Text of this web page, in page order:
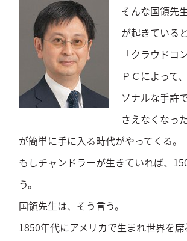
そんな国領先
が起きている
「クラウドコ
ＰＣによって
ソナルな手許
さえなくなっ
が簡単に手に入る時代がやってくる。
もしチャンドラーが生きていれば、
う。
国領先生は、そう言う。
1850年代にアメリカで生まれ世界を